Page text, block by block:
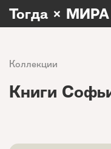
Тогда × МИРА
Коллекции
Книги